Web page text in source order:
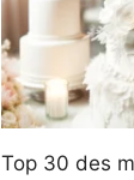
Top 30 des